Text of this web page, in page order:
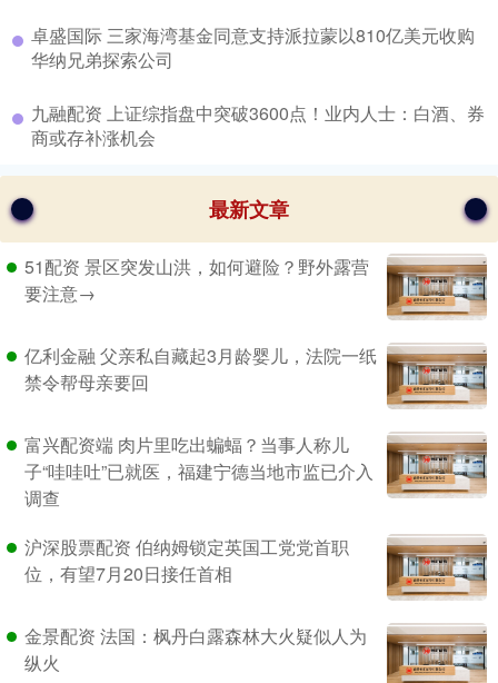
​卓盛国际 三家海湾基金同意支持派拉蒙以810亿美元收购
华纳兄弟探索公司
​九融配资 上证综指盘中突破3600点！业内人士：白酒、券
商或存补涨机会
最新文章
51配资 景区突发山洪，如何避险？野外露营
要注意→
亿利金融 父亲私自藏起3月龄婴儿，法院一纸
禁令帮母亲要回
富兴配资端 肉片里吃出蝙蝠？当事人称儿
子“哇哇吐”已就医，福建宁德当地市监已介入
调查
沪深股票配资 伯纳姆锁定英国工党党首职
位，有望7月20日接任首相
金景配资 法国：枫丹白露森林大火疑似人为
纵火